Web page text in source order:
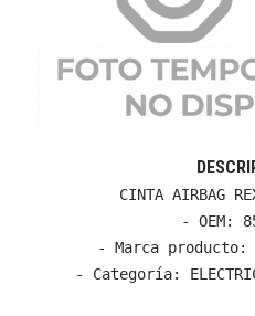
CINTA AIRBAG
- OEM:
- Marca producto:
- Categoría: